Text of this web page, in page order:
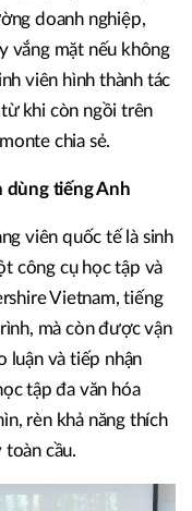
doanh nghiệp,
vắng mặt nếu không
viên hình thành tác
khi còn ngồi trên
chia sẻ.
dùng tiếng Anh
viên quốc tế là sinh
công cụ học tập và
Vietnam, tiếng
mà còn được vận
luận và tiếp nhận
tập đa văn hóa
rèn khả năng thích
cầu.